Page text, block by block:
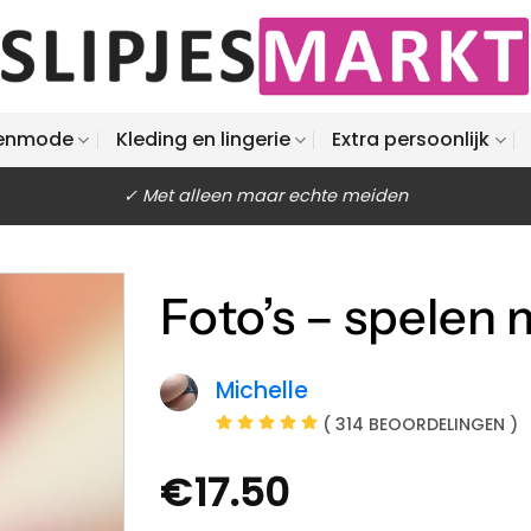
Kleding en lingerie Extra persoonlijk
✓ Met alleen maar echte meiden
Foto’s –
Michelle
( 314 BEOORDELINGEN )
€17.50